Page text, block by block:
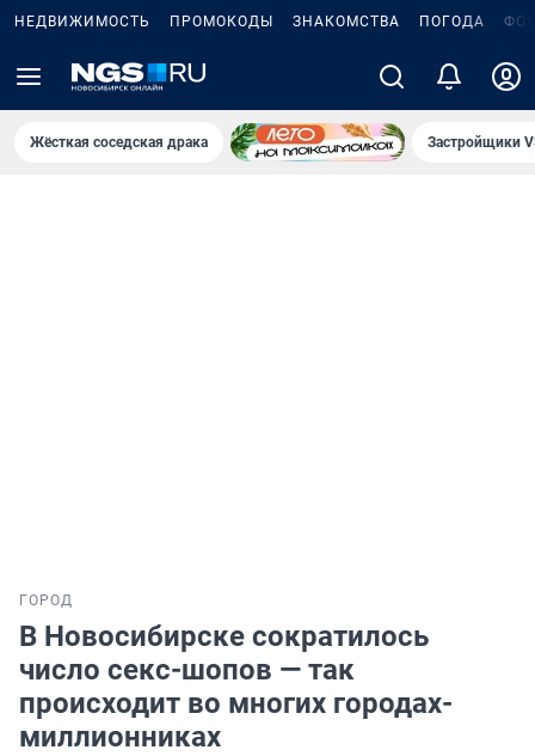
НЕДВИЖИМОСТЬ ПРОМОКОДЫ ЗНАКОМСТВА ПОГОДА
Жёсткая соседская драка Застройщики
ГОРОД
В Новосибирске сократилось
число секс-шопов — так
происходит во многих городах-
миллионниках